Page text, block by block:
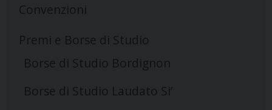
Convenzioni
Premi e Borse di Studio
Borse di Studio Bordignon
Borse di Studio Laudato Si’